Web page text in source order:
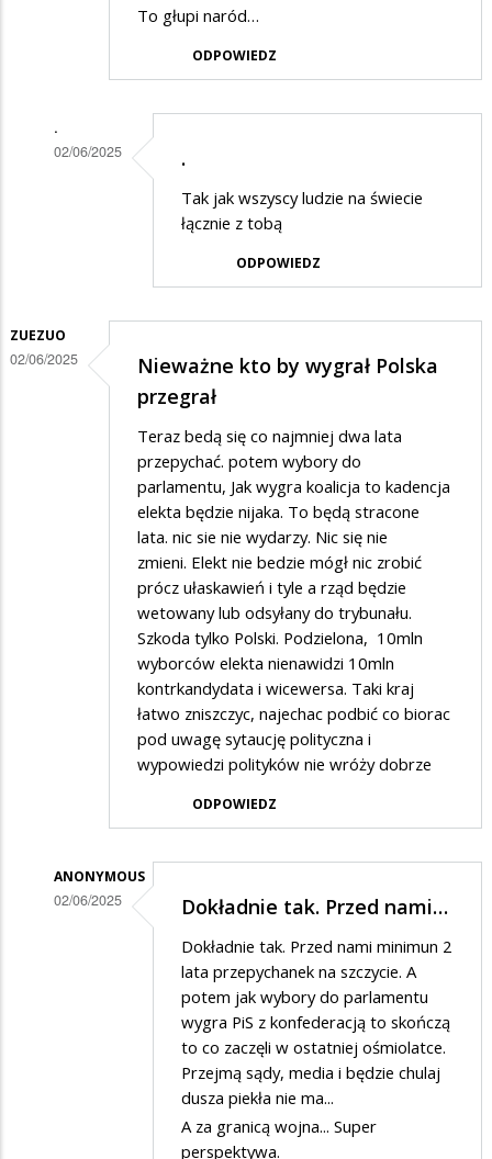
To głupi naród…
ODPOWIEDZ
.
02/06/2025
na
.
Tak jak wszyscy ludzie na świecie
łącznie z tobą
ODPOWIEDZ
ZUEZUO
02/06/2025
Nieważne kto by wygrał Polska
przegrał
Teraz bedą się co najmniej dwa lata
przepychać. potem wybory do
parlamentu, Jak wygra koalicja to kadencja
elekta będzie nijaka. To będą stracone
lata. nic sie nie wydarzy. Nic się nie
zmieni. Elekt nie bedzie mógł nic zrobić
prócz ułaskawień i tyle a rząd będzie
wetowany lub odsyłany do trybunału.
Szkoda tylko Polski. Podzielona, 10mln
wyborców elekta nienawidzi 10mln
kontrkandydata i wicewersa. Taki kraj
łatwo zniszczyc, najechac podbić co biorac
pod uwagę sytaucję polityczna i
wypowiedzi polityków nie wróży dobrze
ODPOWIEDZ
ANONYMOUS
02/06/2025 Dokładnie tak. Przed nami…
Dokładnie tak. Przed nami minimun 2
lata przepychanek na szczycie. A
potem jak wybory do parlamentu
wygra PiS z konfederacją to skończą
to co zaczęli w ostatniej ośmiolatce.
Przejmą sądy, media i będzie chulaj
dusza piekła nie ma...
A za granicą wojna... Super
perspektywa.